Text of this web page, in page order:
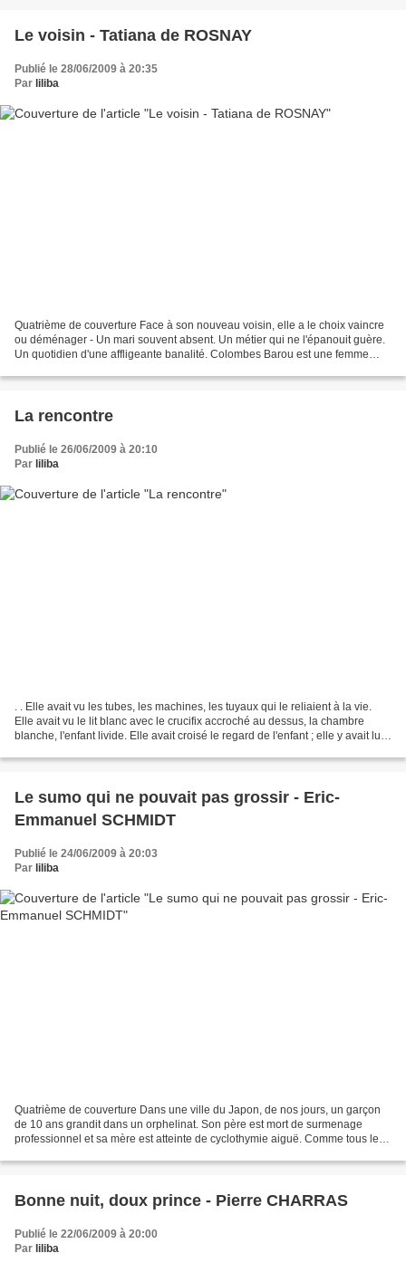
Le voisin - Tatiana de ROSNAY
Publié le 28/06/2009 à 20:35
Par liliba
Quatrième de couverture Face à son nouveau voisin, elle a le choix vaincre
ou déménager - Un mari souvent absent. Un métier qui ne l'épanouit guère.
Un quotidien d'une affligeante banalité. Colombes Barou est une femme
La rencontre
Publié le 26/06/2009 à 20:10
Par liliba
. . Elle avait vu les tubes, les machines, les tuyaux qui le reliaient à la vie.
Elle avait vu le lit blanc avec le crucifix accroché au dessus, la chambre
blanche, l'enfant livide. Elle avait croisé le regard de l'enfant ; elle y avait lu
Le sumo qui ne pouvait pas grossir - Eric-
Emmanuel SCHMIDT
Publié le 24/06/2009 à 20:03
Par liliba
Quatrième de couverture Dans une ville du Japon, de nos jours, un garçon
de 10 ans grandit dans un orphelinat. Son père est mort de surmenage
professionnel et sa mère est atteinte de cyclothymie aiguë. Comme tous les
Bonne nuit, doux prince - Pierre CHARRAS
Publié le 22/06/2009 à 20:00
Par liliba